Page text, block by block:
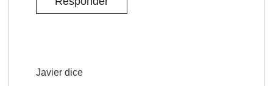
Javier dice